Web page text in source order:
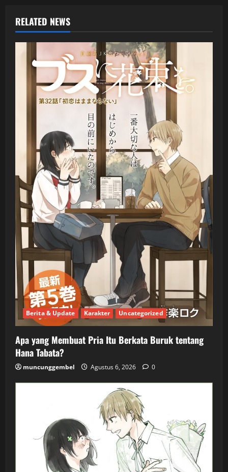
RELATED NEWS
Berita & Update Karakter Uncategorized
Apa yang Membuat Pria Itu Berkata Buruk tentang
Hana Tabata?
muncunggembel Agustus 6, 2026 0